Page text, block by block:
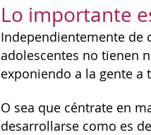
Lo importante
Independientemente de
adolescentes no tienen
exponiendo a la gente a
O sea que céntrate en
desarrollarse como es